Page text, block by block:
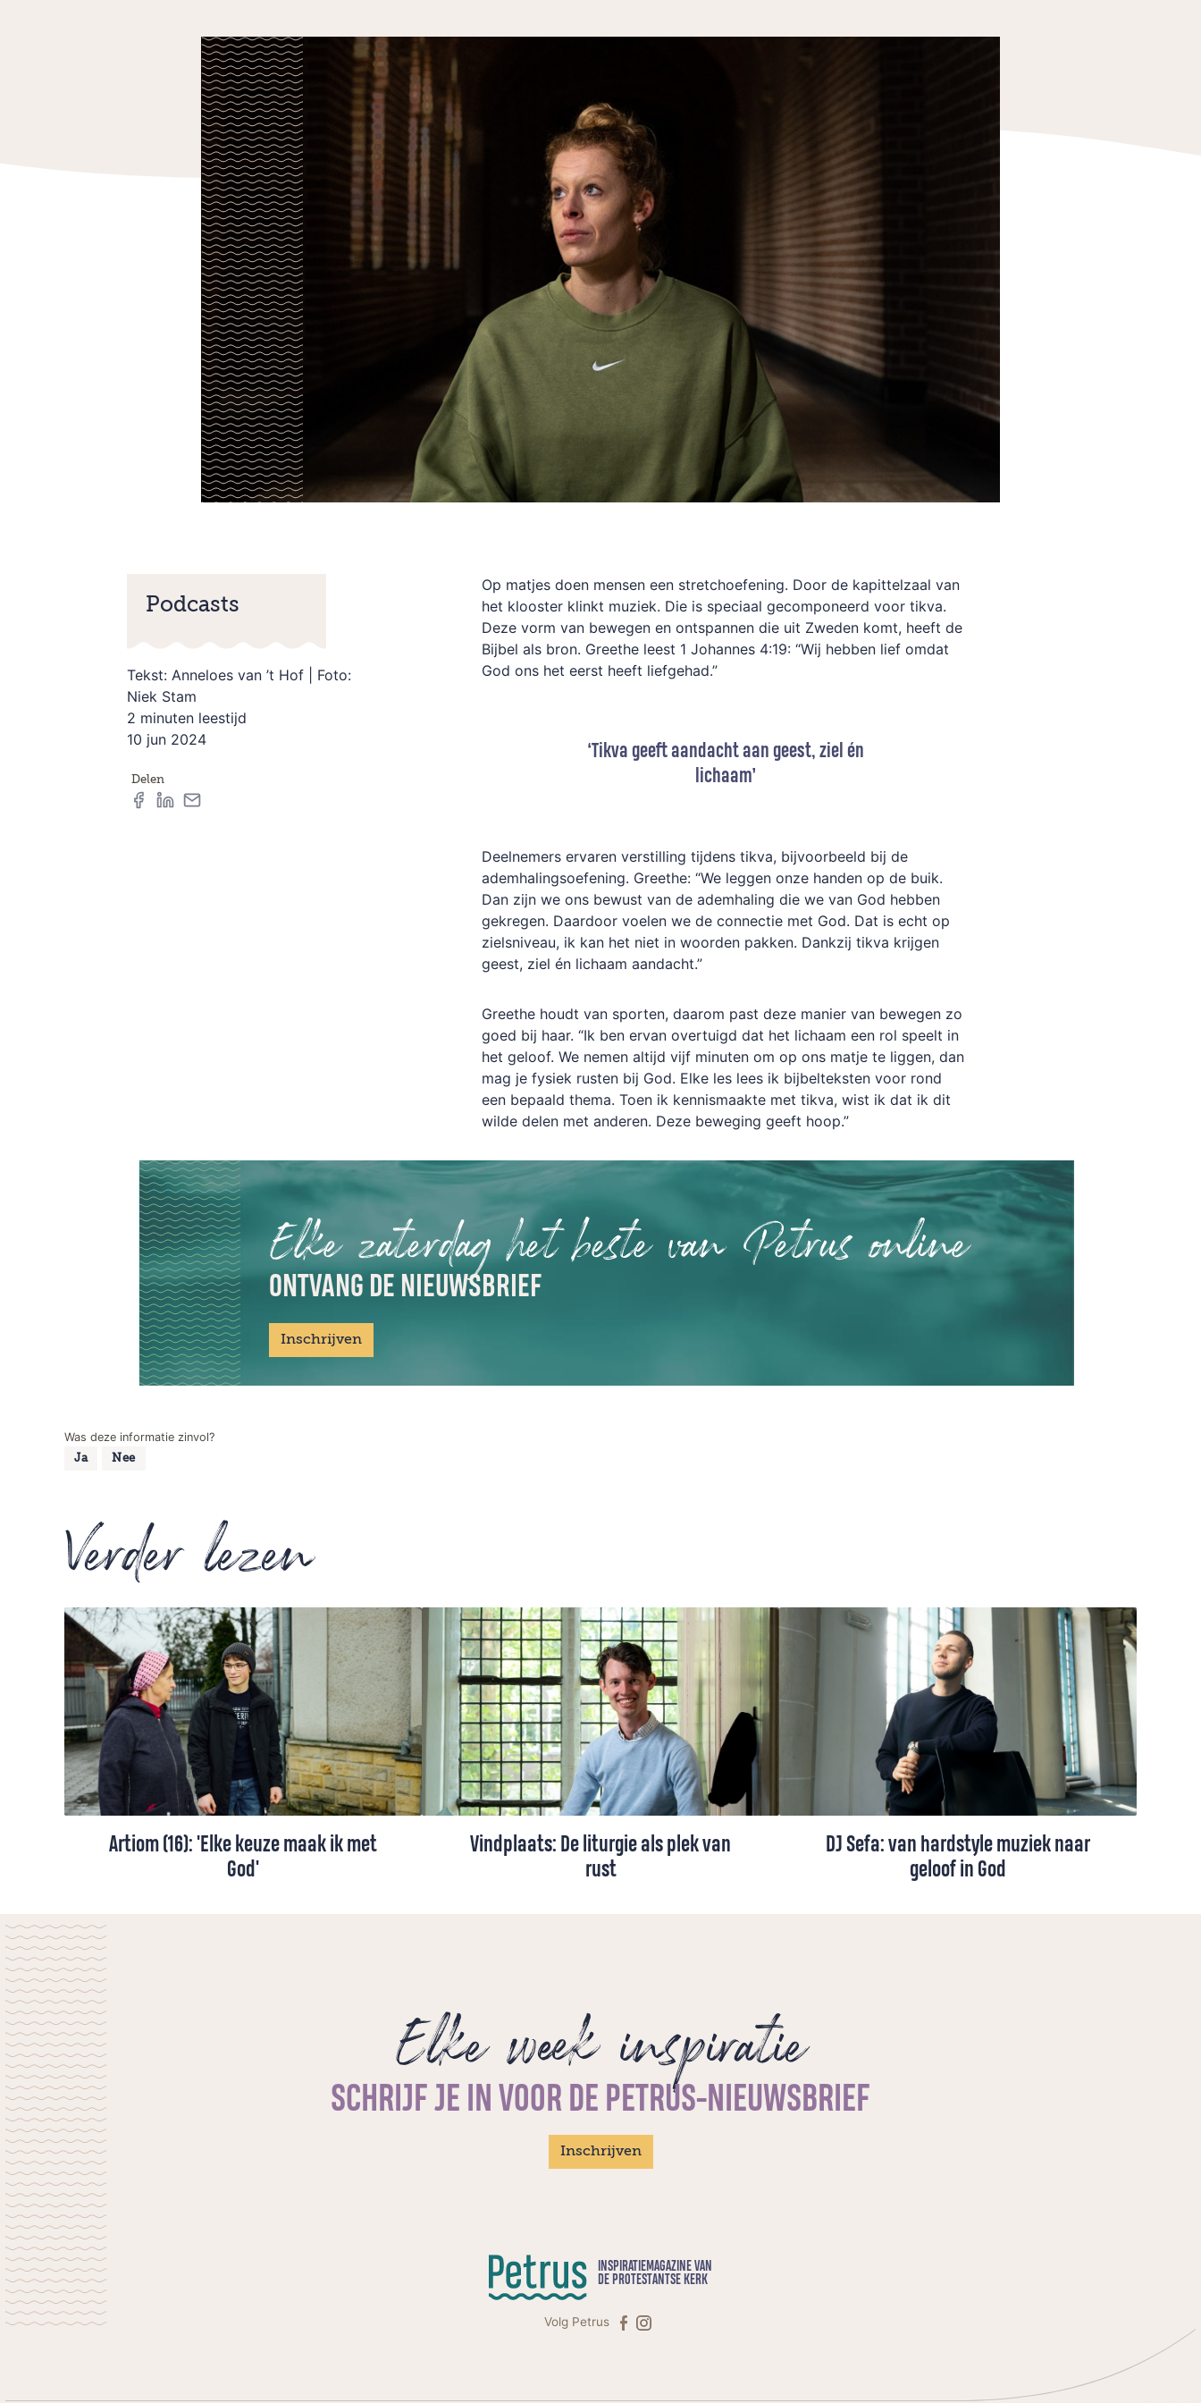
Op matjes doen mensen een stretchoefening. Door de kapittelzaal van
het klooster klinkt muziek. Die is speciaal gecomponeerd voor tikva.
Deze vorm van bewegen en ontspannen die uit Zweden komt, heeft de
Bijbel als bron. Greethe leest 1 Johannes 4:19: “Wij hebben lief omdat
God ons het eerst heeft liefgehad.”
‘Tikva geeft aandacht aan geest, ziel én
lichaam’
Deelnemers ervaren verstilling tijdens tikva, bijvoorbeeld bij de
ademhalingsoefening. Greethe: “We leggen onze handen op de buik.
Dan zijn we ons bewust van de ademhaling die we van God hebben
gekregen. Daardoor voelen we de connectie met God. Dat is echt op
zielsniveau, ik kan het niet in woorden pakken. Dankzij tikva krijgen
geest, ziel én lichaam aandacht.”
Greethe houdt van sporten, daarom past deze manier van bewegen zo
goed bij haar. “Ik ben ervan overtuigd dat het lichaam een rol speelt in
het geloof. We nemen altijd vijf minuten om op ons matje te liggen, dan
mag je fysiek rusten bij God. Elke les lees ik bijbelteksten voor rond
een bepaald thema. Toen ik kennismaakte met tikva, wist ik dat ik dit
wilde delen met anderen. Deze beweging geeft hoop.”
Elke zaterdag het beste van Petrus online
ONTVANG DE NIEUWSBRIEF
Inschrijven
Podcasts
Tekst: Anneloes van ’t Hof | Foto:
Niek Stam
2 minuten leestijd
10 jun 2024
Delen
Was deze informatie zinvol?
Ja Nee
Verder lezen
Artiom (16): 'Elke keuze maak ik met
God'
In gesprek met elkaar vertellen ze hoe het
geloof hun dagelijks leven, hun kerk en hun
Vindplaats: De liturgie als plek van
rust
predikant wil worden.
DJ Sefa: van hardstyle muziek naar
geloof in God
Elke week inspiratie
SCHRIJF JE IN VOOR DE PETRUS-NIEUWSBRIEF
Inschrijven
INSPIRATIEMAGAZINE VAN
DE PROTESTANTSE KERK
Volg Petrus